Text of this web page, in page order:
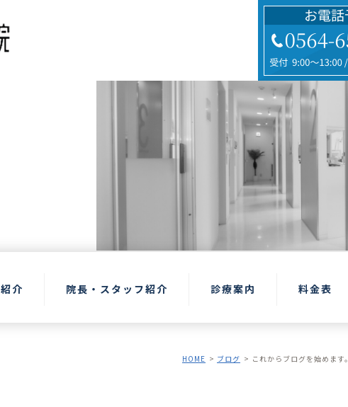
介 院長・スタッフ紹介 診療案内 料金表
HOME ブログ これからブログを始めます。